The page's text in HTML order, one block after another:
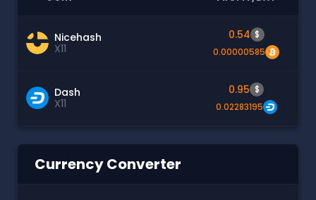
Nicehash
X11
0.54 $
0.00000585
Dash
X11
0.95 $
0.02283195
Currency Converter